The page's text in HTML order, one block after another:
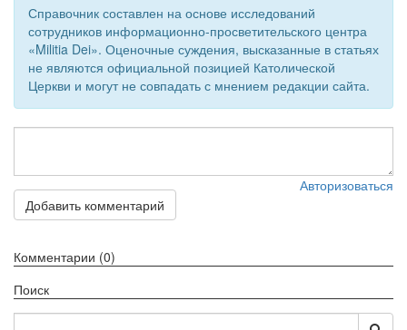
Обратная связь
mail@apologia.ru
Отправить сообщение
Справочник составлен на основе исследований
сотрудников информационно-просветительского центра
«Militia Dei». Оценочные суждения, высказанные в статьях
не являются официальной позицией Католической
Церкви и могут не совпадать с мнением редакции сайта.
Авторизоваться
Добавить комментарий
Комментарии (0)
Поиск